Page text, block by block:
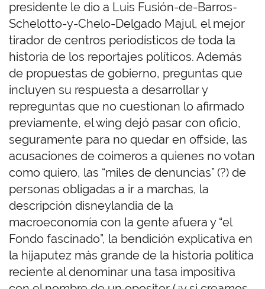
presidente le dio a Luis Fusión-de-Barros-
Schelotto-y-Chelo-Delgado Majul, el mejor
tirador de centros periodísticos de toda la
historia de los reportajes políticos. Además
de propuestas de gobierno, preguntas que
incluyen su respuesta a desarrollar y
repreguntas que no cuestionan lo afirmado
previamente, el wing dejó pasar con oficio,
seguramente para no quedar en offside, las
acusaciones de coimeros a quienes no votan
como quiero, las “miles de denuncias” (?) de
personas obligadas a ir a marchas, la
descripción disneylandia de la
macroeconomía con la gente afuera y “el
Fondo fascinado”, la bendición explicativa en
la hijaputez más grande de la historia política
reciente al denominar una tasa impositiva